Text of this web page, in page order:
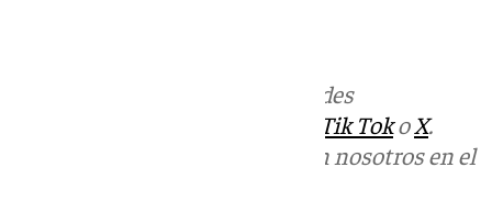
en las redes
Tik TokoX.
Puedes ponerte en contacto con nosotros en el